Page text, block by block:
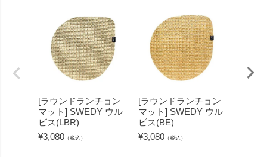
[ラウンドランチョン
マット] SWEDY ウル
ビス(LBR)
¥3,080 （税込）
[ラウンドランチョン
マット] SWEDY ウル
ビス(BE)
¥3,080 （税込）